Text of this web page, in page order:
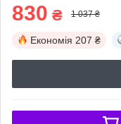
830 ₴ 1 037 ₴
Економія 207 ₴